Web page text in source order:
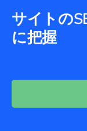
サイトの
に把握